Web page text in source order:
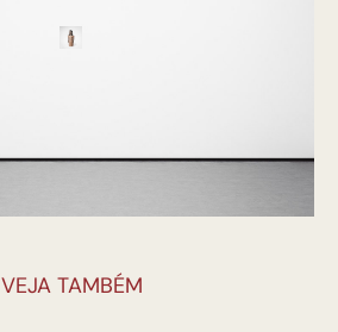
VEJA TAMBÉM